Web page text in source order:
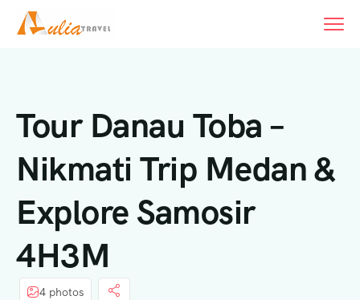
content
Tour Danau Toba –
Nikmati Trip Medan &
Explore Samosir
4H3M
4 photos